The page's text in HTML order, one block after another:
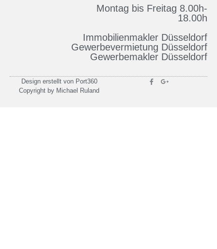
Montag bis Freitag 8.00h-
18.00h
Immobilienmakler Düsseldorf
Gewerbevermietung Düsseldorf
Gewerbemakler Düsseldorf
Design erstellt von Port360
Copyright by Michael Ruland